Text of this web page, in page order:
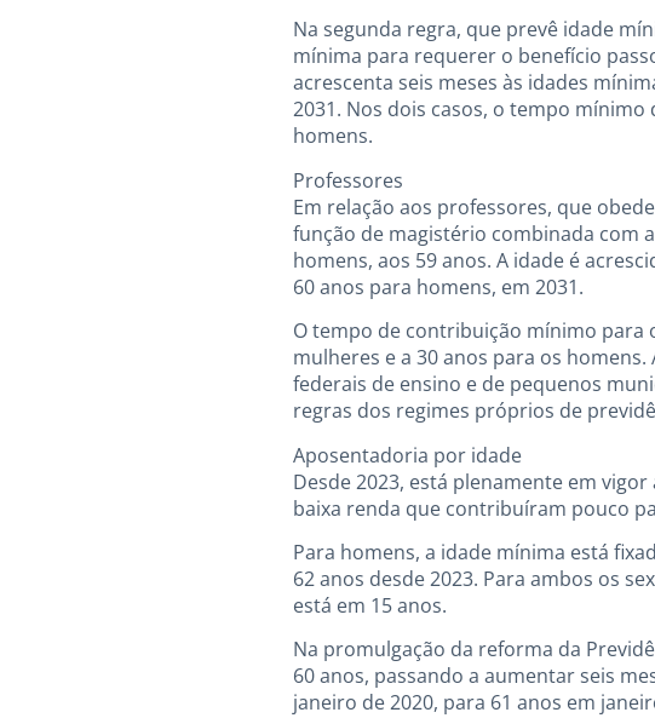
Na segunda regra, que prevê idade
mínima para requerer o benefício
acrescenta seis meses às idades
2031. Nos dois casos, o tempo
homens.
Professores
Em relação aos professores, que
função de magistério combinada com
homens, aos 59 anos. A idade é
60 anos para homens, em 2031.
O tempo de contribuição mínimo para
mulheres e a 30 anos para os
federais de ensino e de pequenos
regras dos regimes próprios de
Aposentadoria por idade
Desde 2023, está plenamente em
baixa renda que contribuíram pouco
Para homens, a idade mínima está
62 anos desde 2023. Para ambos os
está em 15 anos.
Na promulgação da reforma da
60 anos, passando a aumentar seis
janeiro de 2020, para 61 anos em